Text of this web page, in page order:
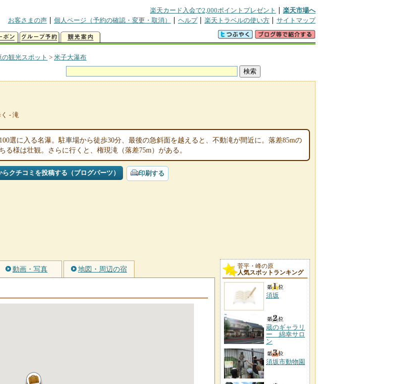
楽天カード入会で2,000ポイントプレゼント
楽天市場へ
お客さまの声
個人ページ（予約の確認・変更・取消） ヘルプ 楽天トラベルの使い方 サイトマップ
観光スポット > 米子大瀑布
- 滝
選に入る名瀑。駐車場から徒歩30分、最後の急斜面を越えると、不動滝が間近に。落差85mの
る様は壮観。さらに行くと、権現滝（落差75m）がある。
らクチコミを投稿する（ブログパーツ） 印刷する
動画・写真 地図・周辺の宿
菅平・峰の原
人気スポットランキング
須坂
蔵のギャラリ
ー 綿幸サロ
ン
須坂市動物園